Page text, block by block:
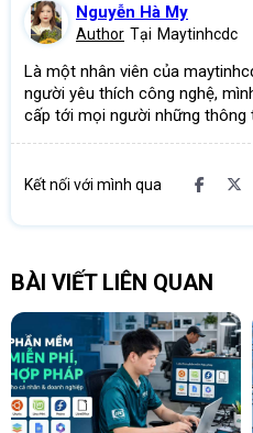
Nguyễn Hà My
Author Tại Maytinhcdc
Là một nhân viên của
người yêu thích công nghệ,
cấp tới mọi người những thông
Kết nối với mình qua
BÀI VIẾT LIÊN QUAN